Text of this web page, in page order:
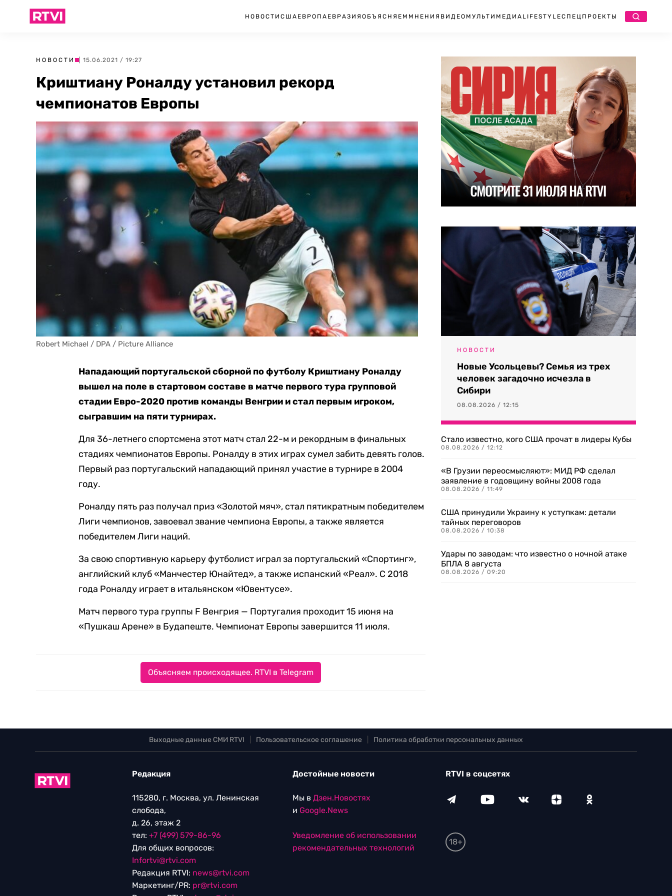
НОВОСТИ США ЕВРОПА ЕВРАЗИЯ ОБЪЯСНЯЕМ МНЕНИЯ ВИДЕО МУЛЬТИМЕДИА LIFESTYLEСПЕЦПРОЕКТЫ
НОВОСТИ | 15.06.2021 / 19:27
Криштиану Роналду установил рекорд
чемпионатов Европы
Robert Michael / DPA / Picture Alliance
Нападающий португальской сборной по футболу Криштиану Роналду
вышел на поле в стартовом составе в матче первого тура групповой
стадии Евро-2020 против команды Венгрии и стал первым игроком,
сыгравшим на пяти турнирах.
Для 36-летнего спортсмена этот матч стал 22-м и рекордным в финальных
стадиях чемпионатов Европы. Роналду в этих играх сумел забить девять голов.
Первый раз португальский нападающий принял участие в турнире в 2004
году.
Роналду пять раз получал приз «Золотой мяч», стал пятикратным победителем
Лиги чемпионов, завоевал звание чемпиона Европы, а также является
победителем Лиги наций.
За свою спортивную карьеру футболист играл за португальский «Спортинг»,
английский клуб «Манчестер Юнайтед», а также испанский «Реал». С 2018
года Роналду играет в итальянском «Ювентусе».
Матч первого тура группы F Венгрия — Португалия проходит 15 июня на
«Пушкаш Арене» в Будапеште. Чемпионат Европы завершится 11 июля.
Объясняем происходящее. RTVI в Telegram
НОВОСТИ
Новые Усольцевы? Семья из трех
человек загадочно исчезла в
Сибири
08.08.2026 / 12:15
Стало известно, кого США прочат в лидеры Кубы
08.08.2026 / 12:12
«В Грузии переосмысляют»: МИД РФ сделал
заявление в годовщину войны 2008 года
08.08.2026 / 11:49
США принудили Украину к уступкам: детали
тайных переговоров
08.08.2026 / 10:38
Удары по заводам: что известно о ночной атаке
БПЛА 8 августа
08.08.2026 / 09:20
Выходные данные СМИ RTVI Пользовательское соглашение Политика обработки персональных данных
Редакция
115280, г. Москва, ул. Ленинская
слобода,
д. 26, этаж 2
тел: +7 (499) 579-86-96
Для общих вопросов:
Infortvi@rtvi.com
Редакция RTVI: news@rtvi.com
Маркетинг/PR: pr@rtvi.com
Достойные новости
Мы в Дзен.Новостях
и Google.News
Уведомление об использовании
рекомендательных технологий
RTVI в соцсетях
18+